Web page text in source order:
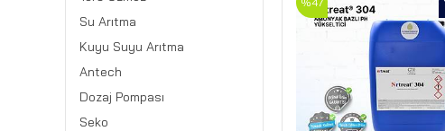
Su Arıtma
Kuyu Suyu Arıtma
Antech
Dozaj Pompası
Seko